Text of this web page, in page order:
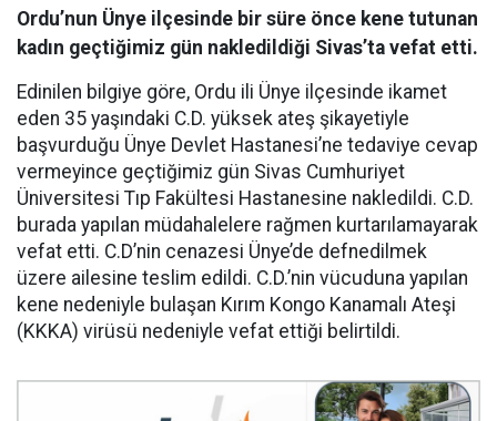
Ordu’nun Ünye ilçesinde bir süre önce kene tutunan
kadın geçtiğimiz gün nakledildiği Sivas’ta vefat etti.
Edinilen bilgiye göre, Ordu ili Ünye ilçesinde ikamet
eden 35 yaşındaki C.D. yüksek ateş şikayetiyle
başvurduğu Ünye Devlet Hastanesi’ne tedaviye cevap
vermeyince geçtiğimiz gün Sivas Cumhuriyet
Üniversitesi Tıp Fakültesi Hastanesine nakledildi. C.D.
burada yapılan müdahalelere rağmen kurtarılamayarak
vefat etti. C.D’nin cenazesi Ünye’de defnedilmek
üzere ailesine teslim edildi. C.D.’nin vücuduna yapılan
kene nedeniyle bulaşan Kırım Kongo Kanamalı Ateşi
(KKKA) virüsü nedeniyle vefat ettiği belirtildi.